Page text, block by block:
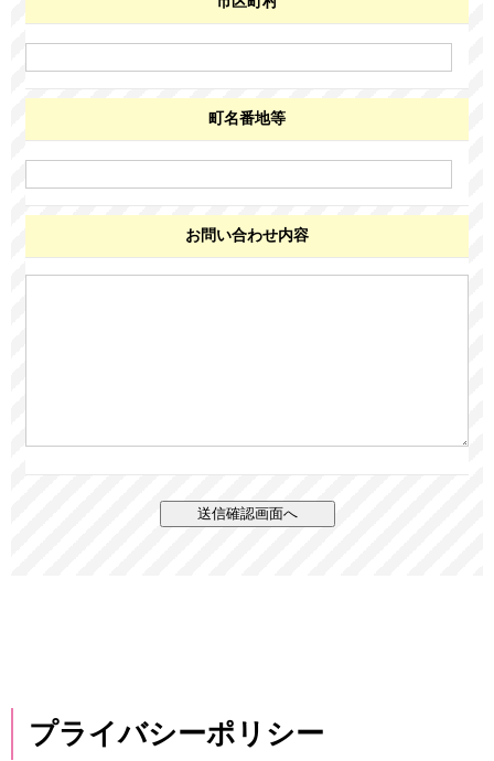
町名番地等
お問い合わせ内容
プライバシーポリシー